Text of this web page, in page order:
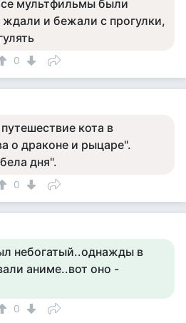
мультфильмы были
и бежали с прогулки,
0
кота в
о драконе и рыцаре".
дня".
0
небогатый..однажды в
аниме..вот оно -
0